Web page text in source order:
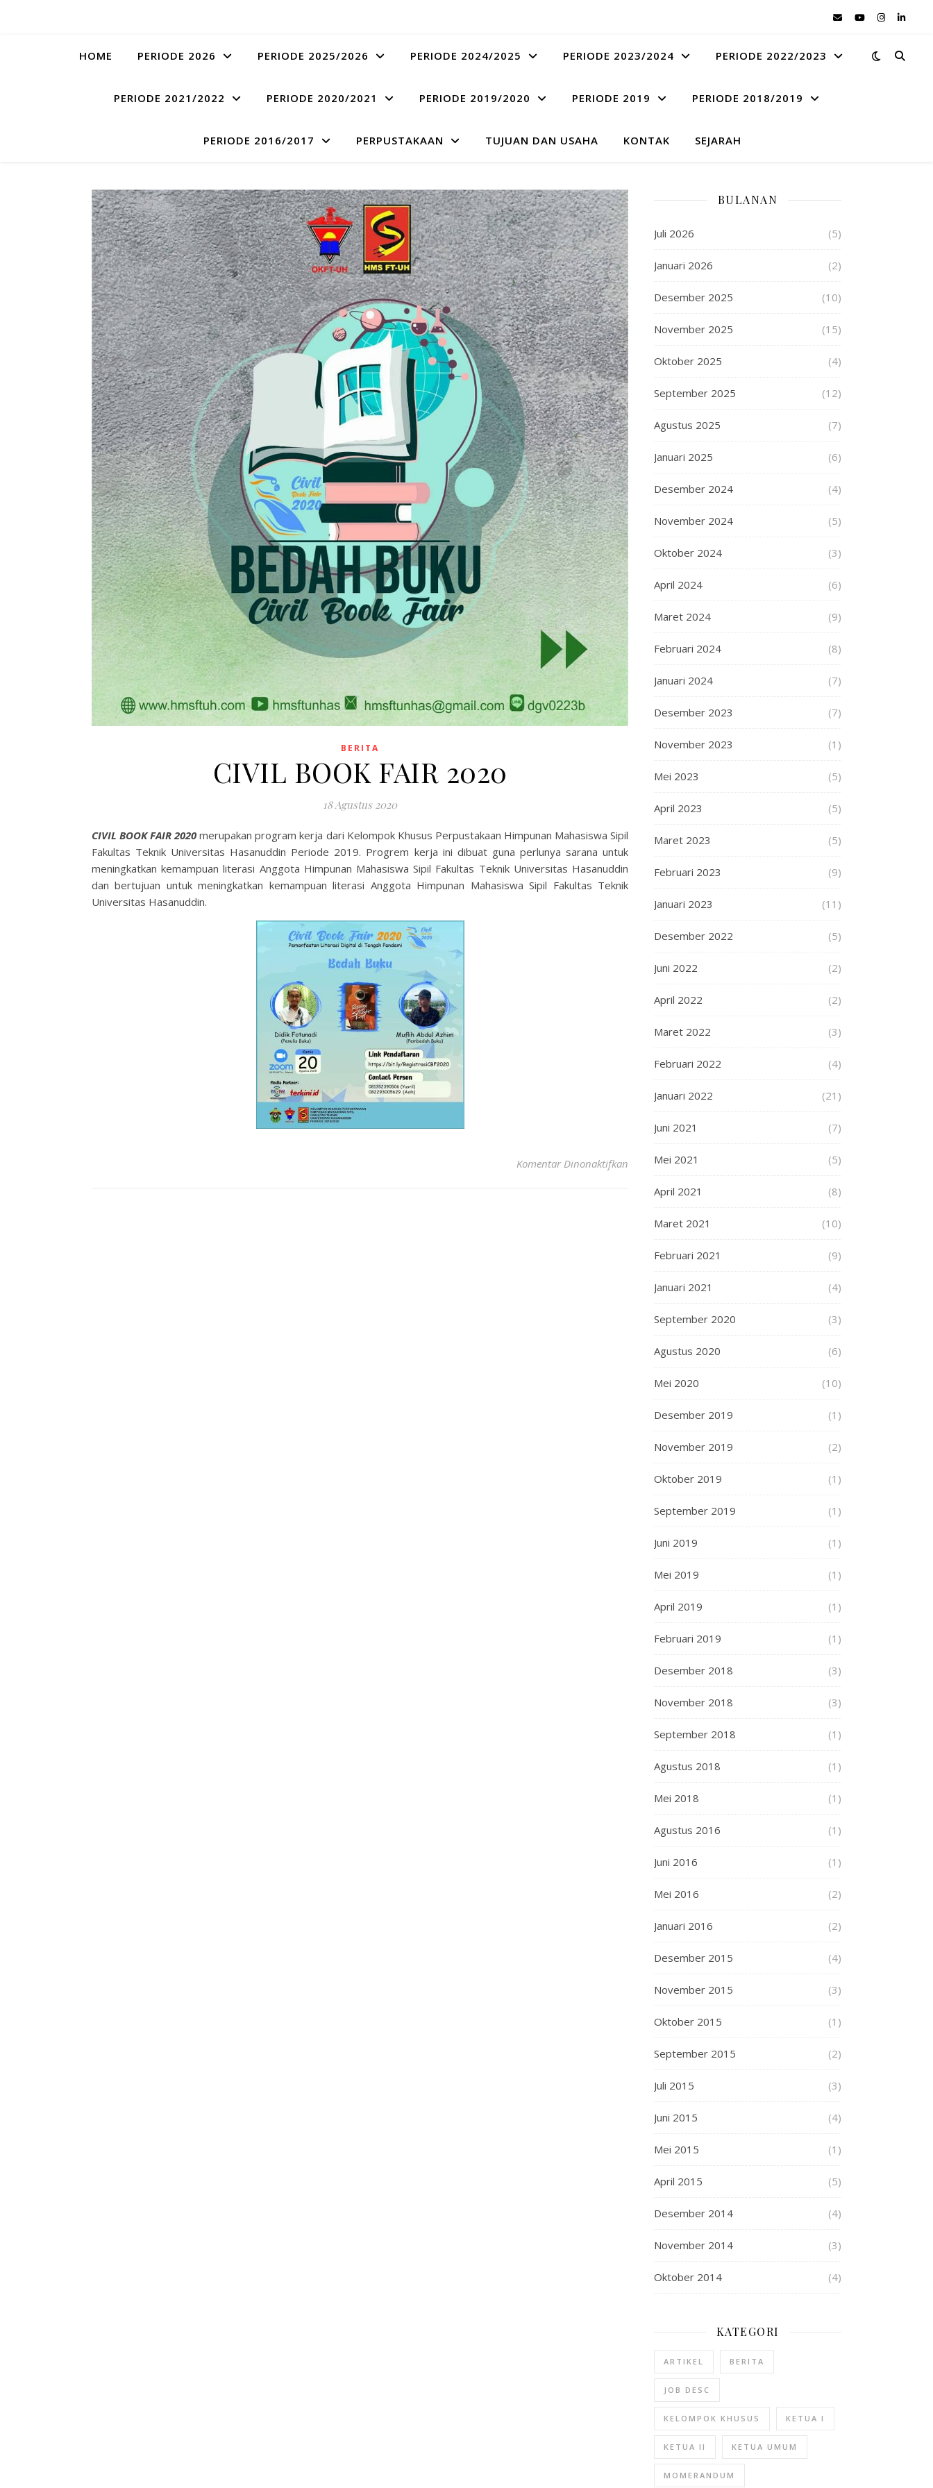
HOME PERIODE 2026 PERIODE 2025/2026 PERIODE 2024/2025 PERIODE 2023/2024 PERIODE 2022/2023
PERIODE 2021/2022 PERIODE 2020/2021 PERIODE 2019/2020 PERIODE 2019 PERIODE 2018/2019
PERIODE 2016/2017 PERPUSTAKAAN TUJUAN DAN USAHA KONTAK SEJARAH
BERITA
CIVIL BOOK FAIR 2020
18 Agustus 2020
CIVIL BOOK FAIR 2020merupakan program kerja dari Kelompok Khusus Perpustakaan Himpunan Mahasiswa Sipil
Fakultas Teknik Universitas Hasanuddin Periode 2019. Progrem kerja ini dibuat guna perlunya sarana untuk
meningkatkan kemampuan literasi Anggota Himpunan Mahasiswa Sipil Fakultas Teknik Universitas Hasanuddin
dan bertujuan untuk meningkatkan kemampuan literasi Anggota Himpunan Mahasiswa Sipil Fakultas Teknik
Universitas Hasanuddin.
Komentar Dinonaktifkan
BULANAN
Juli 2026 (5)
Januari 2026 (2)
Desember 2025 (10)
November 2025 (15)
Oktober 2025 (4)
September 2025 (12)
Agustus 2025 (7)
Januari 2025 (6)
Desember 2024 (4)
November 2024 (5)
Oktober 2024 (3)
April 2024 (6)
Maret 2024 (9)
Februari 2024 (8)
Januari 2024 (7)
Desember 2023 (7)
November 2023 (1)
Mei 2023 (5)
April 2023 (5)
Maret 2023 (5)
Februari 2023 (9)
Januari 2023 (11)
Desember 2022 (5)
Juni 2022 (2)
April 2022 (2)
Maret 2022 (3)
Februari 2022 (4)
Januari 2022 (21)
Juni 2021 (7)
Mei 2021 (5)
April 2021 (8)
Maret 2021 (10)
Februari 2021 (9)
Januari 2021 (4)
September 2020 (3)
Agustus 2020 (6)
Mei 2020 (10)
Desember 2019 (1)
November 2019 (2)
Oktober 2019 (1)
September 2019 (1)
Juni 2019 (1)
Mei 2019 (1)
April 2019 (1)
Februari 2019 (1)
Desember 2018 (3)
November 2018 (3)
September 2018 (1)
Agustus 2018 (1)
Mei 2018 (1)
Agustus 2016 (1)
Juni 2016 (1)
Mei 2016 (2)
Januari 2016 (2)
Desember 2015 (4)
November 2015 (3)
Oktober 2015 (1)
September 2015 (2)
Juli 2015 (3)
Juni 2015 (4)
Mei 2015 (1)
April 2015 (5)
Desember 2014 (4)
November 2014 (3)
Oktober 2014 (4)
KATEGORI
ARTIKEL BERITA
JOB DESC
KELOMPOK KHUSUS KETUA I
KETUA II KETUA UMUM
MOMERANDUM